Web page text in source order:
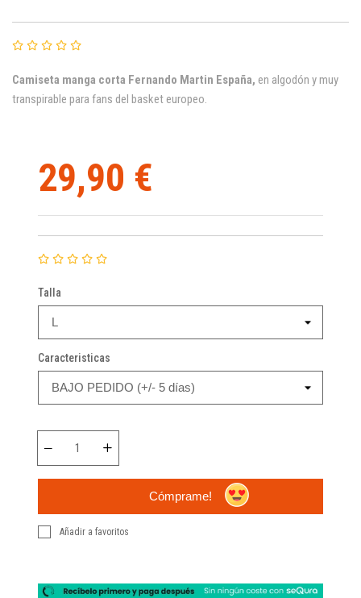
Camiseta manga corta Fernando Martin España, en algodón y muy
transpirable para fans del basket europeo.
29,90 €
Talla
Caracteristicas
Cómprame!
Añadir a favoritos